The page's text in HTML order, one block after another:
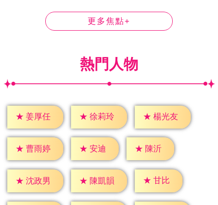
更多焦點+
熱門人物
★ 姜厚任 ★ 徐莉玲 ★ 楊光友
★ 曹雨婷 ★ 安迪 ★ 陳沂
★ 沈政男 ★ 陳凱韻 ★ 甘比